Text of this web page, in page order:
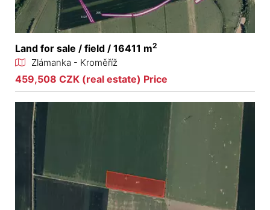
Land for sale / field / 16411 m2
Zlámanka - Kroměříž
459,508 CZK (real estate) Price